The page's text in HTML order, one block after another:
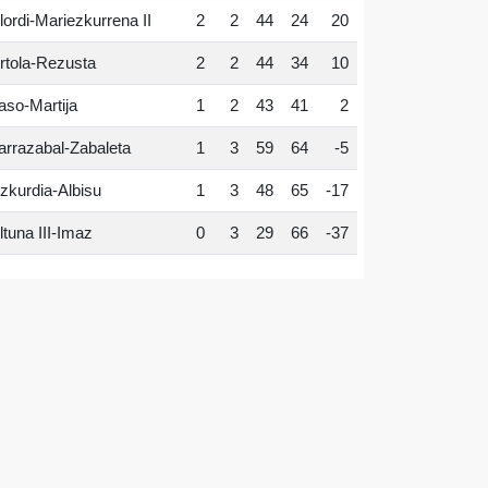
Mariezkurrena II 2 2 44 24 20
Rezusta 2 2 44 34 10
Martija 1 2 43 41 2
Zabaleta 1 3 59 64 -5
Albisu 1 3 48 65 -17
III-Imaz 0 3 29 66 -37